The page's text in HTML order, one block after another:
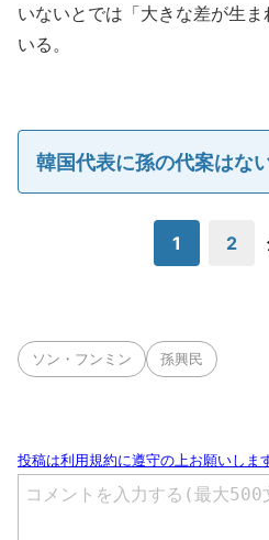
いないとでは「大きな差が生
いる。
韓国代表に孫の代案はな
1 2
ソン・フンミン 孫興民